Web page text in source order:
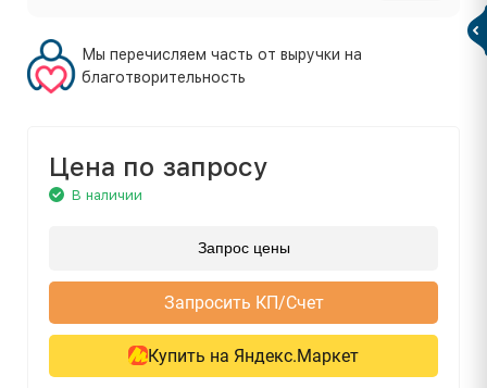
Мы перечисляем часть от выручки на
благотворительность
Цена по запросу
В наличии
Запрос цены
Запросить КП/Счет
Купить на Яндекс.Маркет